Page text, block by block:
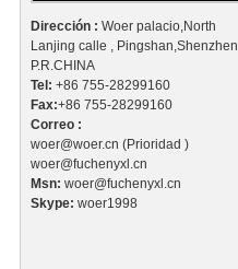
Dirección : Woer palacio,North
Lanjing calle , Pingshan,Shenzhen
P.R.CHINA
Tel: +86 755-28299160
Fax:+86 755-28299160
Correo :
woer@woer.cn (Prioridad )
woer@fuchenyxl.cn
Msn: woer@fuchenyxl.cn
Skype: woer1998